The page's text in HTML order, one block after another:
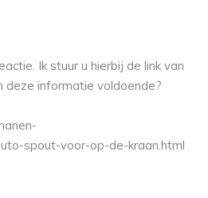
Ik stuur u hierbij de link van
deze informatie voldoende?
spout-voor-op-de-kraan.html